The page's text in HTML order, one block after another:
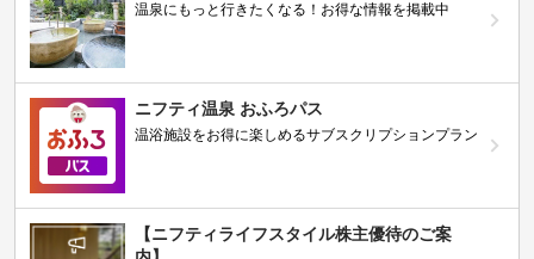
温泉にもっと行きたくなる！お得な情報を掲載中
ニフティ温泉 おふろパス
温浴施設をお得に楽しめるサブスクリプションプラン
【ニフティライフスタイル株主優待のご案